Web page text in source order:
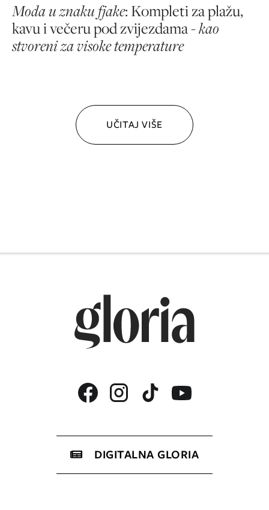
Moda u znaku fjake: Kompleti za plažu,
kavu i večeru pod zvijezdama -kao
stvoreni za visoke temperature
UČITAJ VIŠE
DIGITALNA GLORIA